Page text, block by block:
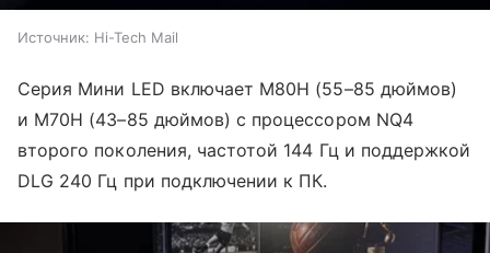
Источник: Hi-Tech Mail
Серия Мини LED включает M80H (55–85 дюймов)
и M70H (43–85 дюймов) с процессором NQ4
второго поколения, частотой 144 Гц и поддержкой
DLG 240 Гц при подключении к ПК.